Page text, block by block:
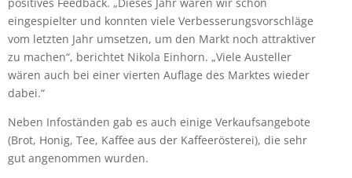
eingespielter und konnten viele Verbesserungsvorschläge
vom letzten Jahr umsetzen, um den Markt noch attraktiver
zu machen“, berichtet Nikola Einhorn. „Viele Austeller
wären auch bei einer vierten Auflage des Marktes wieder
dabei.“
Neben Infoständen gab es auch einige Verkaufsangebote
(Brot, Honig, Tee, Kaffee aus der Kaffeerösterei), die sehr
gut angenommen wurden.